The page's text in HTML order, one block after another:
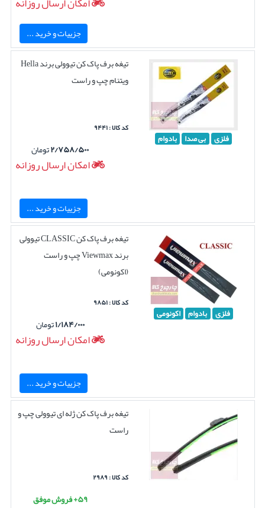
جزییات و خرید ...
فلزی بی صدا بادوام
تیغه برف پاک کن تیوولی برند Hella
ویتنام چپ و راست
کد کالا : ۹۴۴۱
۲/۷۵۸/۵۰۰تومان
امکان ارسال روزانه
جزییات و خرید ...
فلزی بادوام اکونومی
تیغه برف پاک کن CLASSIC تیوولی
برند Viewmax چپ و راست
(اکونومی)
کد کالا : ۹۸۵۱
۱/۱۸۴/۰۰۰تومان
امکان ارسال روزانه
جزییات و خرید ...
تیغه برف پاک کن ژله ای تیوولی چپ و
راست
کد کالا : ۲۹۸۹
۵۹+ فروش موفق